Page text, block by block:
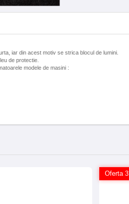
iar din acest motiv se strica blocul de lumini.
de protectie.
modele de masini :
Oferta